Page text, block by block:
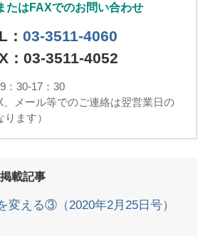
たはFAXでのお問い合わせ
： 03-3511-4060
：03-3511-4052
：30-17：30
、メール等でのご連絡は翌営業日の
ます）
載記事
変える③（2020年2月25日号）